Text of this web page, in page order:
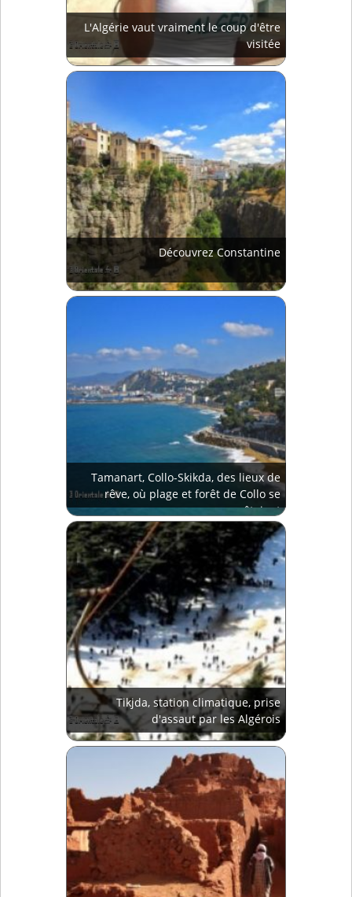
L'Algérie vaut vraiment le coup d'être
visitée
Découvrez Constantine
Tamanart, Collo-Skikda, des lieux de
rêve, où plage et forêt de Collo se
côtoient
Tikjda, station climatique, prise
d'assaut par les Algérois